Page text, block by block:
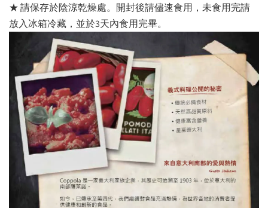
★ 請保存於陰涼乾燥處。開封後請儘速食用，未食用完請
放入冰箱冷藏，並於3天內食用完畢。